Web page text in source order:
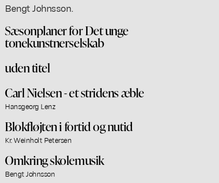
Bengt Johnsson.
Sæsonplaner for Det unge
tonekunstnerselskab
uden titel
Carl Nielsen - et stridens æble
Hansgeorg Lenz
Blokfløjten i fortid og nutid
Kr. Weinholt Petersen
Omkring skolemusik
Bengt Johnsson